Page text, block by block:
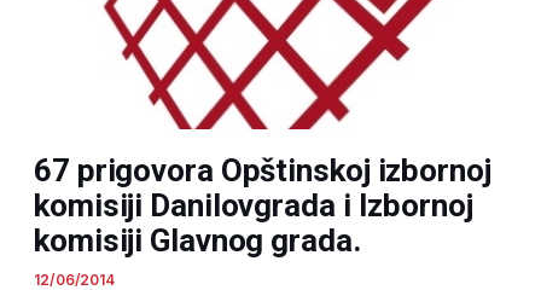
67 prigovora Opštinskoj izbornoj
komisiji Danilovgrada i Izbornoj
komisiji Glavnog grada.
12/06/2014